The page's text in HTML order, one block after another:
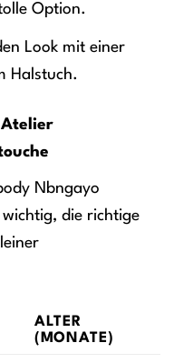
Option.
Look mit einer
Halstuch.
Nbngayo
die richtige
ALTER
(MONATE)